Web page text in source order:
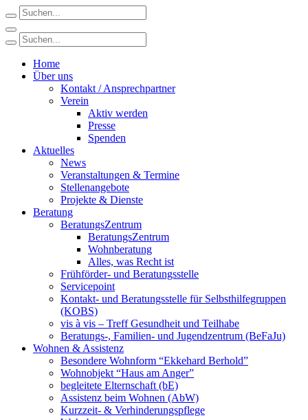
Home
Über uns
Kontakt / Ansprechpartner
Verein
Aktiv werden
Presse
Spenden
Aktuelles
News
Veranstaltungen & Termine
Stellenangebote
Projekte & Dienste
Beratung
BeratungsZentrum
BeratungsZentrum
Wohnberatung
Alles, was Recht ist
Frühförder- und Beratungsstelle
Servicepoint
Kontakt- und Beratungsstelle für Selbsthilfegruppen
(KOBS)
vis à vis – Treff Gesundheit und Teilhabe
Beratungs-, Familien- und Jugendzentrum (BeFaJu)
Wohnen & Assistenz
Besondere Wohnform “Ekkehard Berhold”
Wohnobjekt “Haus am Anger”
begleitete Elternschaft (bE)
Assistenz beim Wohnen (AbW)
Kurzzeit- & Verhinderungspflege